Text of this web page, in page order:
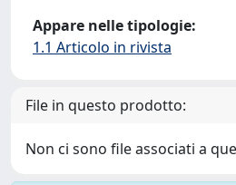
Appare nelle tipologie:
1.1 Articolo in rivista
File in questo prodotto:
Non ci sono file associati a